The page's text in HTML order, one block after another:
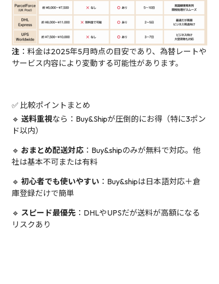
注 ：料金は2025年5月時点の目安であり、為替レートや
サービス内容により変動する可能性があります。
✅ 比較ポイントまとめ
🔹 送料重視なら：Buy&Shipが圧倒的にお得（特に3ポン
ド以内）
🔹 おまとめ配送対応 ：Buy&shipのみが無料で対応。他
社は基本不可または有料
🔹 初心者でも使いやすい ：Buy&shipは日本語対応＋倉
庫登録だけで簡単
🔹 スピード最優先 ：DHLやUPSだが送料が高額になる
リスクあり